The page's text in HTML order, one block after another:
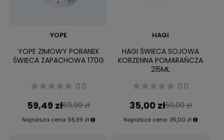
YOPE
YOPE ZIMOWY PORANEK
ŚWIECA ZAPACHOWA 170G
0.0
59,49 zł69,99 zł
Najniższa cena: 55,99 zł
HAGI
HAGI ŚWIECA SOJOWA
KORZENNA POMARAŃCZA
215ML
0.0
35,00 zł50,00 zł
Najniższa cena: 35,00 zł